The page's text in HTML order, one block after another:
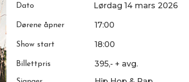
Dato Lørdag 14 mars 2026
Dørene åpner 17:00
Show start 18:00
Billettpris 395,- + avg.